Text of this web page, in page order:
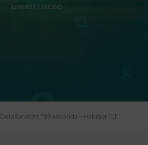
EINHEIT | VIDEO
Detailansicht "99 seconds – Hebräer 11,1"